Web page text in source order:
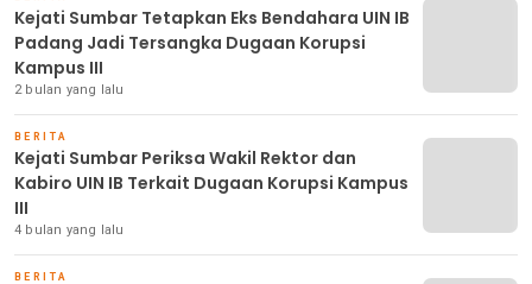
Kejati Sumbar Tetapkan Eks Bendahara UIN IB
Padang Jadi Tersangka Dugaan Korupsi
Kampus III
2 bulan yang lalu
BERITA
Kejati Sumbar Periksa Wakil Rektor dan
Kabiro UIN IB Terkait Dugaan Korupsi Kampus
III
4 bulan yang lalu
BERITA